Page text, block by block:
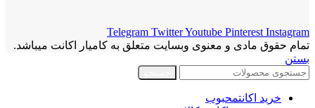
Telegram TwitterYoutube Pinterest Instagram
تمام حقوق مادی و معنوی وبسایت متعلق به کامیار اکانت میباشد.
بستن
خرید اکانتمحبوب